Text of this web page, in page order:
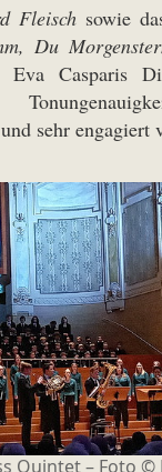
Fleisch sowie
Du
Eva Casparis
sehr engagiert
Quintet – Foto ©